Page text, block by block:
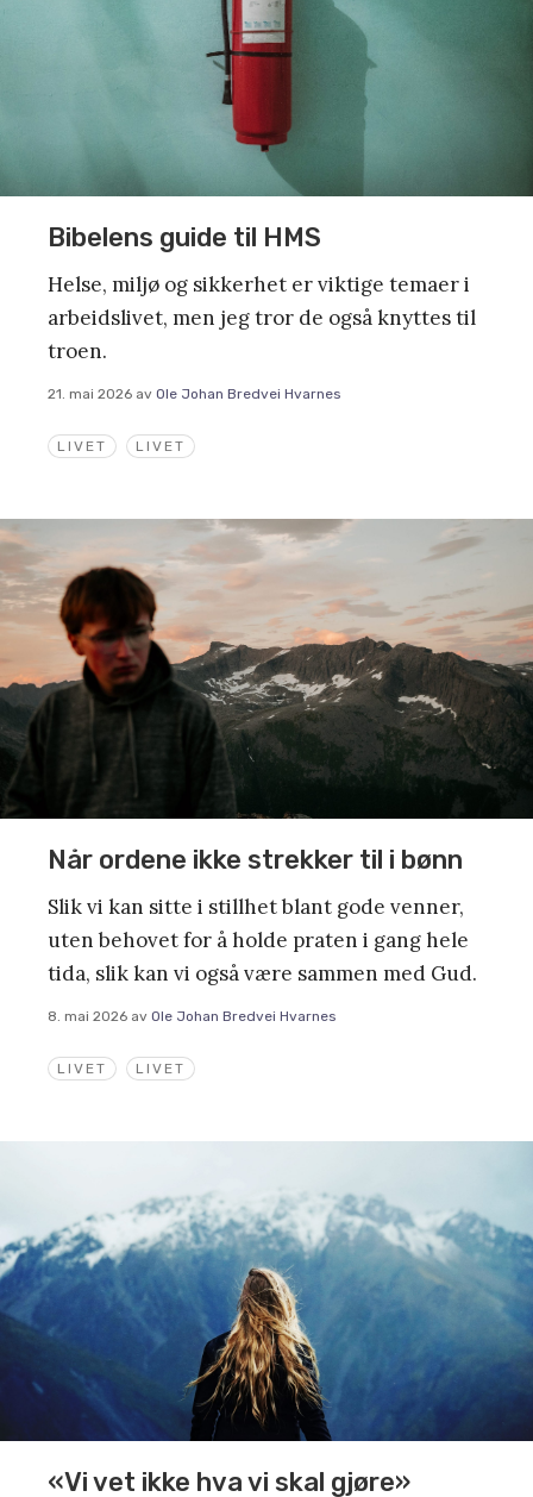
LIVET LIVET
Bibelens guide til HMS
Helse, miljø og sikkerhet er viktige temaer i
arbeidslivet, men jeg tror de også knyttes til
troen.
21. mai 2026 av Ole Johan Bredvei Hvarnes
LIVET LIVET
Når ordene ikke strekker til i bønn
Slik vi kan sitte i stillhet blant gode venner,
uten behovet for å holde praten i gang hele
tida, slik kan vi også være sammen med Gud.
8. mai 2026 av Ole Johan Bredvei Hvarnes
«Vi vet ikke hva vi skal gjøre»